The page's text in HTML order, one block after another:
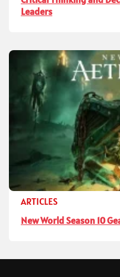
Leaders
ARTICLES
New World Season 10